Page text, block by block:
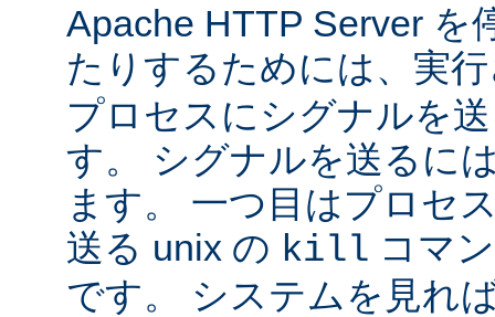
Apache HTTP Server を
たりするためには、実
プロセスにシグナルを
す。 シグナルを送るに
ます。 一つ目はプロセ
送る unix の kill コマ
です。 システムを見れ